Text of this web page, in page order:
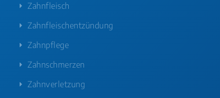
Zahnfleisch
Zahnfleischentzündung
Zahnpflege
Zahnschmerzen
Zahnverletzung